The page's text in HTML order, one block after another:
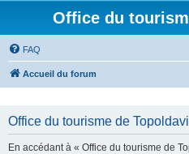
Office du
FAQ
Accueil du forum
Office du tourisme de
En accédant à « Office du tourisme de